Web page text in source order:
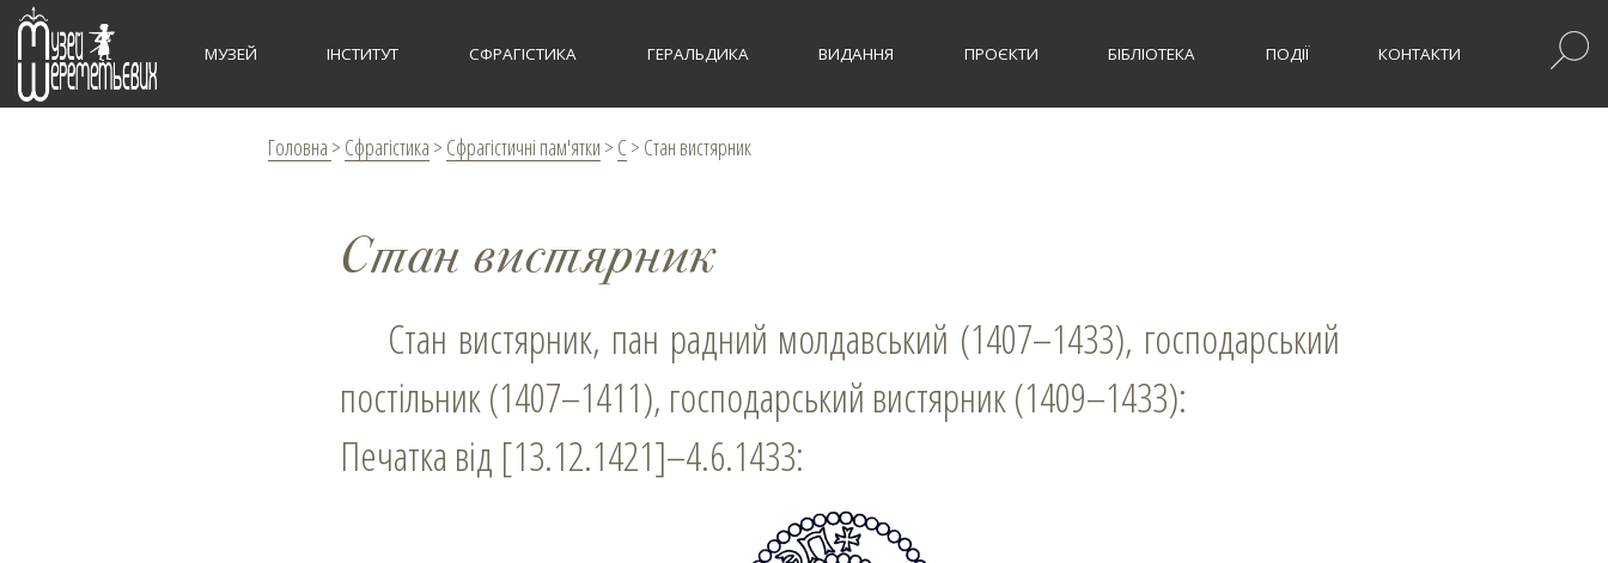
МУЗЕЙ ІНСТИТУТ СФРАГІСТИКА ГЕРАЛЬДИКА ВИДАННЯ ПРОЄКТИ БІБЛІОТЕКА ПОДІЇ КОНТАКТИ
Головна > Сфрагістика > Сфрагістичні пам'ятки > С > Стан вистярник
Стан вистярник
Стан вистярник, пан радний молдавський (1407–1433), господарський
постільник (1407–1411), господарський вистярник (1409–1433):
Печатка від [13.12.1421]–4.6.1433: